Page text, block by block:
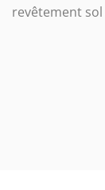
revêtement